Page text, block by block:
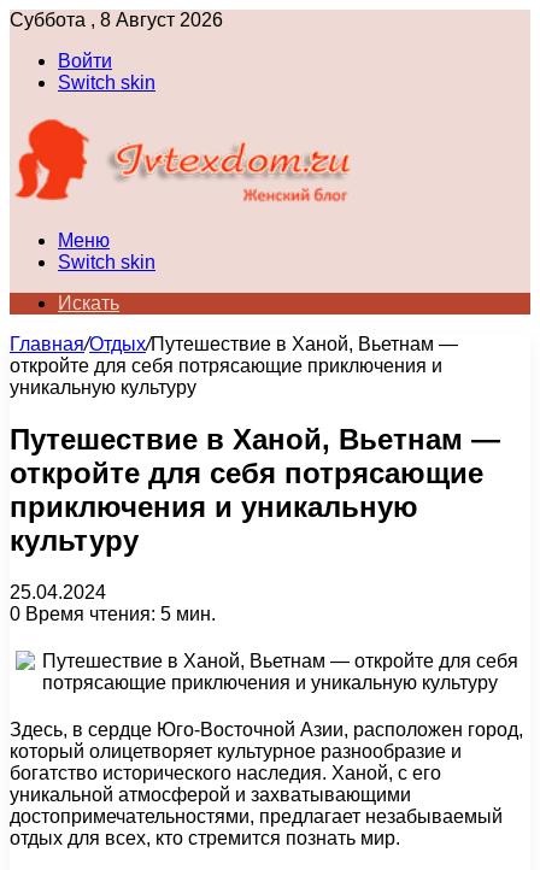
Суббота , 8 Август 2026
Войти
Switch skin
Меню
Switch skin
Искать
Главная/Отдых/Путешествие в Ханой, Вьетнам —
откройте для себя потрясающие приключения и
уникальную культуру
Путешествие в Ханой, Вьетнам —
откройте для себя потрясающие
приключения и уникальную
культуру
25.04.2024
0 Время чтения: 5 мин.
Здесь, в сердце Юго-Восточной Азии, расположен город,
который олицетворяет культурное разнообразие и
богатство исторического наследия. Ханой, с его
уникальной атмосферой и захватывающими
достопримечательностями, предлагает незабываемый
отдых для всех, кто стремится познать мир.